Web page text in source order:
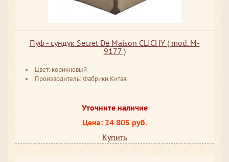
Пуф - сундук Secret De Maison CLICHY ( mod. M-
9177 )
Цвет: коричневый
Производитель: Фабрики Китая
Уточните наличие
Цена: 24 805 руб.
Купить